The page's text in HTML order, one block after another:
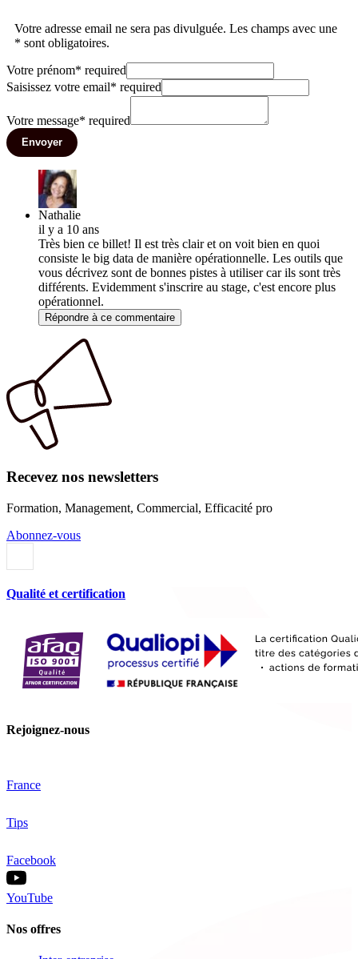
Votre adresse email ne sera pas divulguée. Les champs avec une
* sont obligatoires.
Votre prénom* required
Saisissez votre email* required
Votre message* required
Envoyer
Nathalie
il y a 10 ans
Très bien ce billet! Il est très clair et on voit bien en quoi
consiste le big data de manière opérationnelle. Les outils que
vous décrivez sont de bonnes pistes à utiliser car ils sont très
différents. Evidemment s'inscrire au stage, c'est encore plus
opérationnel.
Répondre à ce commentaire
Recevez nos newsletters
Formation, Management, Commercial, Efficacité pro
Abonnez-vous
Qualité et certification
Rejoignez-nous
France
Tips
Facebook
YouTube
Nos offres